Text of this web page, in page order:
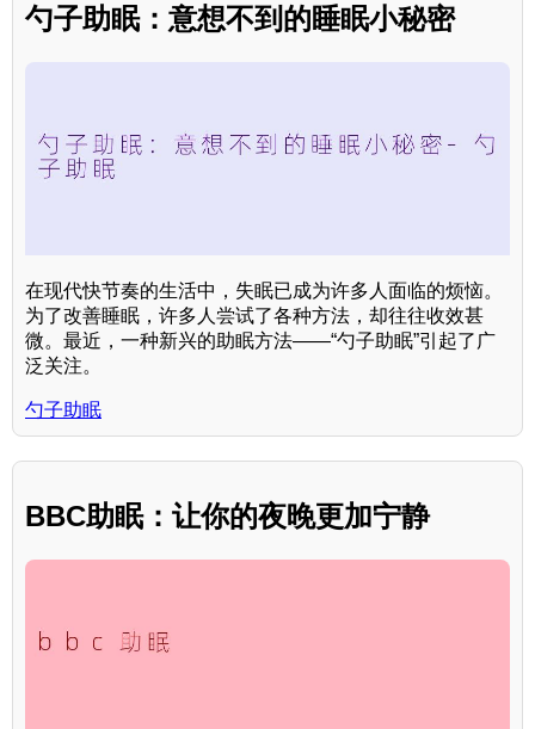
勺子助眠：意想不到的睡眠小秘密
在现代快节奏的生活中，失眠已成为许多人面临的烦恼。
为了改善睡眠，许多人尝试了各种方法，却往往收效甚
微。最近，一种新兴的助眠方法——“勺子助眠”引起了广
泛关注。
勺子助眠
BBC助眠：让你的夜晚更加宁静